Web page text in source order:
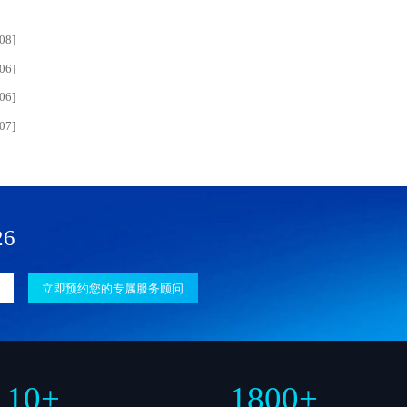
立即预约您的专属服务顾问
10+ 1800+